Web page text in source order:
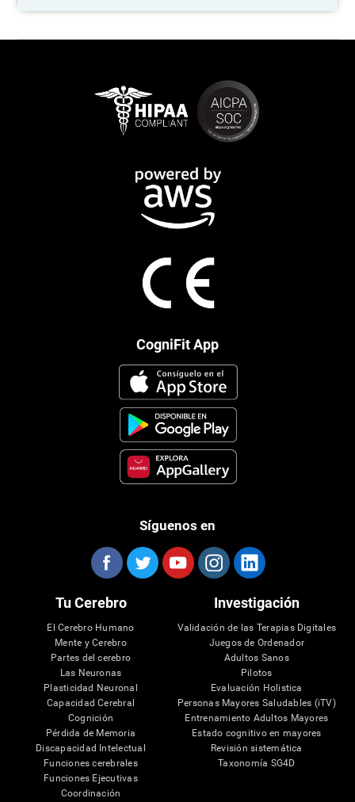
CogniFit App
Síguenos en
Tu Cerebro
El Cerebro Humano
Mente y Cerebro
Partes del cerebro
Las Neuronas
Plasticidad Neuronal
Capacidad Cerebral
Cognición
Pérdida de Memoria
Discapacidad Intelectual
Funciones cerebrales
Funciones Ejecutivas
Coordinación
Investigación
Validación de las Terapias Digitales
Juegos de Ordenador
Adultos Sanos
Pilotos
Evaluación Holistica
Personas Mayores Saludables (iTV)
Entrenamiento Adultos Mayores
Estado cognitivo en mayores
Revisión sistemática
Taxonomía SG4D